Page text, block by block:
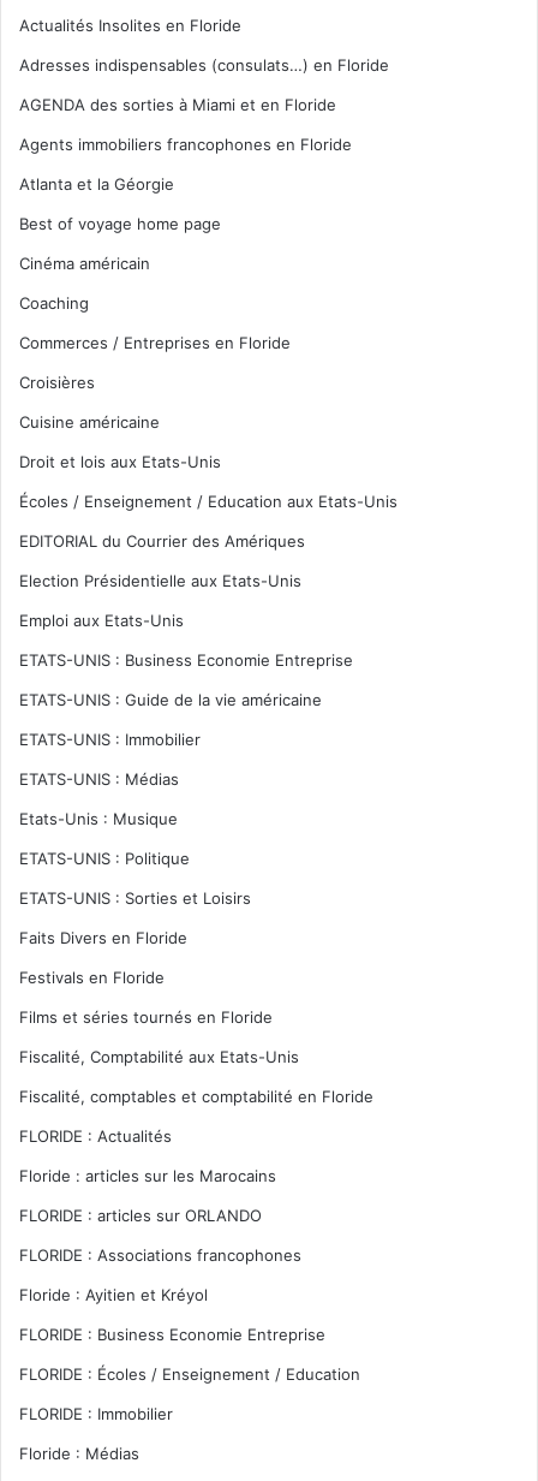
Actualités Insolites en Floride
Adresses indispensables (consulats…) en Floride
AGENDA des sorties à Miami et en Floride
Agents immobiliers francophones en Floride
Atlanta et la Géorgie
Best of voyage home page
Cinéma américain
Coaching
Commerces / Entreprises en Floride
Croisières
Cuisine américaine
Droit et lois aux Etats-Unis
Écoles / Enseignement / Education aux Etats-Unis
EDITORIAL du Courrier des Amériques
Election Présidentielle aux Etats-Unis
Emploi aux Etats-Unis
ETATS-UNIS : Business Economie Entreprise
ETATS-UNIS : Guide de la vie américaine
ETATS-UNIS : Immobilier
ETATS-UNIS : Médias
Etats-Unis : Musique
ETATS-UNIS : Politique
ETATS-UNIS : Sorties et Loisirs
Faits Divers en Floride
Festivals en Floride
Films et séries tournés en Floride
Fiscalité, Comptabilité aux Etats-Unis
Fiscalité, comptables et comptabilité en Floride
FLORIDE : Actualités
Floride : articles sur les Marocains
FLORIDE : articles sur ORLANDO
FLORIDE : Associations francophones
Floride : Ayitien et Kréyol
FLORIDE : Business Economie Entreprise
FLORIDE : Écoles / Enseignement / Education
FLORIDE : Immobilier
Floride : Médias